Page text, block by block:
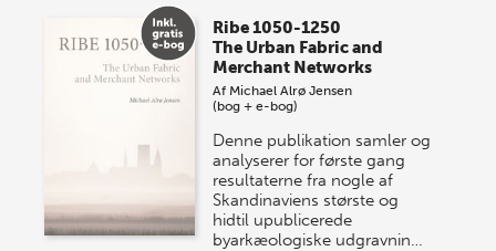
store sommer-lagersalg, så sæt kryds i kalenderen
onsdag den 10. j…
Ribe 1050-1250
The Urban Fabric and
Merchant Networks
Af Michael Alrø Jensen
(bog + e-bog)
Denne publikation samler og
analyserer for første gang
resultaterne fra nogle af
Skandinaviens største og
hidtil upublicerede
byarkæologiske udgravnin…